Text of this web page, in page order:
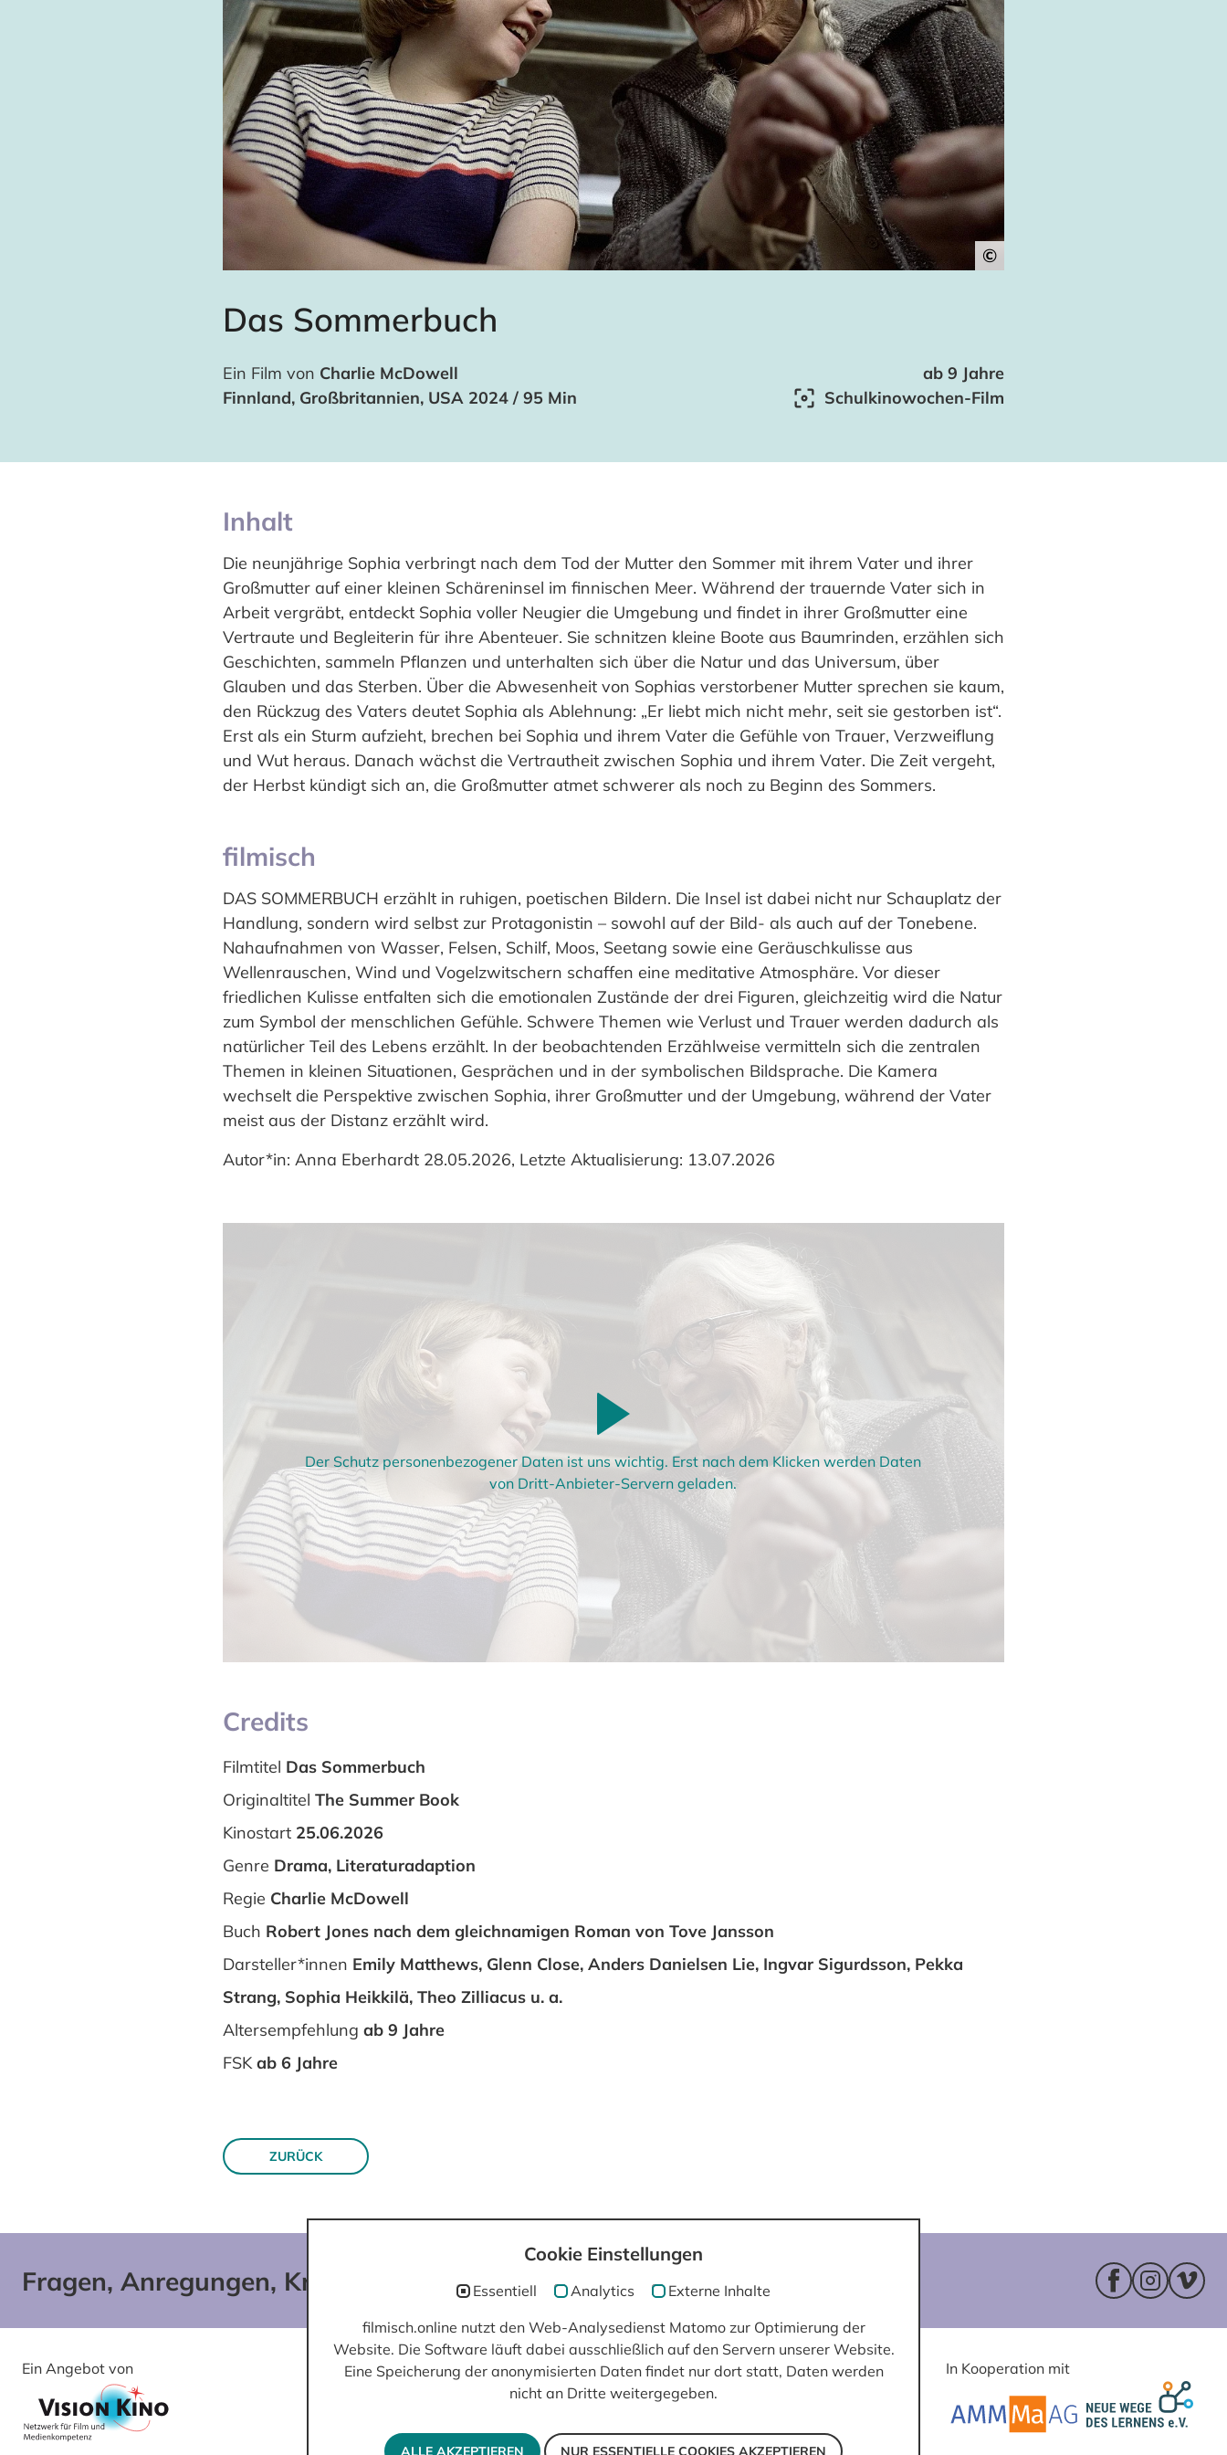
©
Das Sommerbuch
Ein Film von Charlie McDowell
Finnland, Großbritannien, USA 2024 / 95 Min
ab 9 Jahre
Schulkinowochen-Film
Inhalt
Die neunjährige Sophia verbringt nach dem Tod der Mutter den Sommer mit ihrem Vater und ihrer
Großmutter auf einer kleinen Schäreninsel im finnischen Meer. Während der trauernde Vater sich in
Arbeit vergräbt, entdeckt Sophia voller Neugier die Umgebung und findet in ihrer Großmutter eine
Vertraute und Begleiterin für ihre Abenteuer. Sie schnitzen kleine Boote aus Baumrinden, erzählen sich
Geschichten, sammeln Pflanzen und unterhalten sich über die Natur und das Universum, über
Glauben und das Sterben. Über die Abwesenheit von Sophias verstorbener Mutter sprechen sie kaum,
den Rückzug des Vaters deutet Sophia als Ablehnung: „Er liebt mich nicht mehr, seit sie gestorben ist“.
Erst als ein Sturm aufzieht, brechen bei Sophia und ihrem Vater die Gefühle von Trauer, Verzweiflung
und Wut heraus. Danach wächst die Vertrautheit zwischen Sophia und ihrem Vater. Die Zeit vergeht,
der Herbst kündigt sich an, die Großmutter atmet schwerer als noch zu Beginn des Sommers.
filmisch
DAS SOMMERBUCH erzählt in ruhigen, poetischen Bildern. Die Insel ist dabei nicht nur Schauplatz der
Handlung, sondern wird selbst zur Protagonistin – sowohl auf der Bild- als auch auf der Tonebene.
Nahaufnahmen von Wasser, Felsen, Schilf, Moos, Seetang sowie eine Geräuschkulisse aus
Wellenrauschen, Wind und Vogelzwitschern schaffen eine meditative Atmosphäre. Vor dieser
friedlichen Kulisse entfalten sich die emotionalen Zustände der drei Figuren, gleichzeitig wird die Natur
zum Symbol der menschlichen Gefühle. Schwere Themen wie Verlust und Trauer werden dadurch als
natürlicher Teil des Lebens erzählt. In der beobachtenden Erzählweise vermitteln sich die zentralen
Themen in kleinen Situationen, Gesprächen und in der symbolischen Bildsprache. Die Kamera
wechselt die Perspektive zwischen Sophia, ihrer Großmutter und der Umgebung, während der Vater
meist aus der Distanz erzählt wird.
Autor*in: Anna Eberhardt 28.05.2026, Letzte Aktualisierung: 13.07.2026
Der Schutz personenbezogener Daten ist uns wichtig. Erst nach dem Klicken werden Daten
von Dritt-Anbieter-Servern geladen.
Credits
Filmtitel Das Sommerbuch
Originaltitel The Summer Book
Kinostart 25.06.2026
Genre Drama, Literaturadaption
Regie Charlie McDowell
Buch Robert Jones nach dem gleichnamigen Roman von Tove Jansson
Darsteller*innen Emily Matthews, Glenn Close, Anders Danielsen Lie, Ingvar Sigurdsson, Pekka
Strang, Sophia Heikkilä, Theo Zilliacus u. a.
Altersempfehlung ab 9 Jahre
FSK ab 6 Jahre
ZURÜCK
Fragen, Anregungen, Kritik? post(at)filmisch.online
Ein Angebot von Gefördert von In Kooperation mit
Cookie Einstellungen
Essentiell Analytics Externe Inhalte
filmisch.online nutzt den Web-Analysedienst Matomo zur Optimierung der
Website. Die Software läuft dabei ausschließlich auf den Servern unserer Website.
Eine Speicherung der anonymisierten Daten findet nur dort statt, Daten werden
nicht an Dritte weitergegeben.
ALLE AKZEPTIEREN NUR ESSENTIELLE COOKIES AKZEPTIEREN